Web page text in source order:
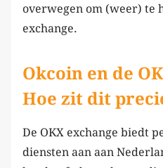
overwegen om (weer) te
exchange.
Okcoin en de
Hoe zit dit
De OKX exchange biedt
diensten aan aan